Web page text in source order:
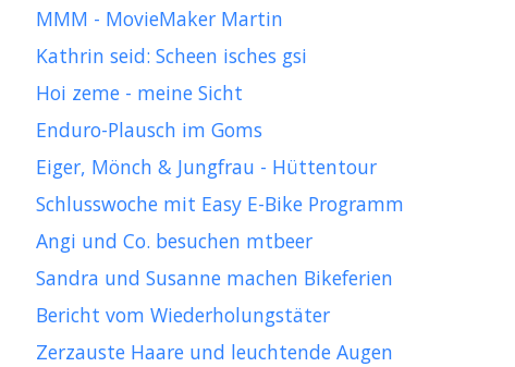
MMM - MovieMaker Martin
Kathrin seid: Scheen isches gsi
Hoi zeme - meine Sicht
Enduro-Plausch im Goms
Eiger, Mönch & Jungfrau - Hüttentour
Schlusswoche mit Easy E-Bike Programm
Angi und Co. besuchen mtbeer
Sandra und Susanne machen Bikeferien
Bericht vom Wiederholungstäter
Zerzauste Haare und leuchtende Augen